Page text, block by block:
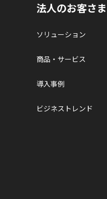
法人のお客さま
ソリューション
商品・サービス
導入事例
ビジネストレンド